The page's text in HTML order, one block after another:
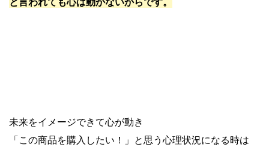
未来をイメージできて心が動き
「この商品を購入したい！」と思う心理状況になる時は